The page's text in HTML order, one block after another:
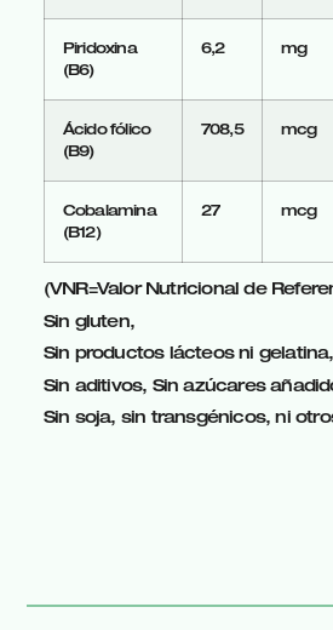
Piridoxina
(B6)
6,2 mg
Ácido fólico
(B9)
708,5 mcg
Cobalamina
(B12)
27 mcg
(VNR=Valor Nutricional de
Sin gluten,
Sin productos lácteos ni gelatina,
Sin aditivos, Sin azúcares
Sin soja, sin transgénicos, ni